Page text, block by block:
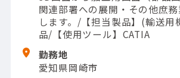
関連部署への展開・その他庶
します。/【担当製品】(輸送用
品/【使用ツール】CATIA
勤務地
愛知県岡崎市